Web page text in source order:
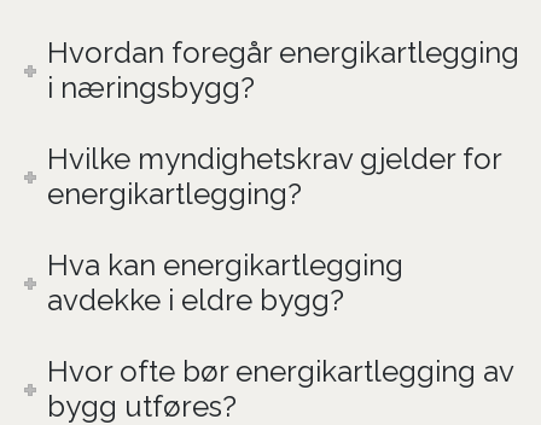
Hvordan foregår energikartlegging
i næringsbygg?
Hvilke myndighetskrav gjelder for
energikartlegging?
Hva kan energikartlegging
avdekke i eldre bygg?
Hvor ofte bør energikartlegging av
bygg utføres?